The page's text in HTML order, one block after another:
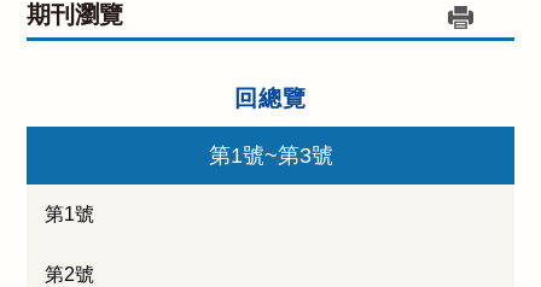
期刊瀏覽
回總覽
第1號~第3號
第1號
第2號